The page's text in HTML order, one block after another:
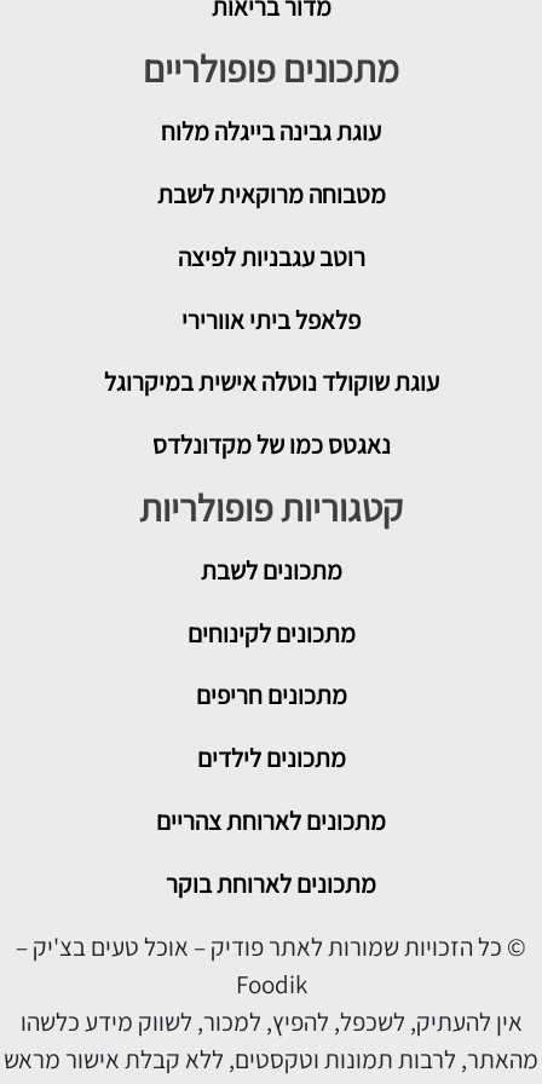
מתכונים פופולריים
עוגת גבינה בייגלה מלוח
מטבוחה מרוקאית לשבת
רוטב עגבניות לפיצה
פלאפל ביתי אוורירי
עוגת שוקולד נוטלה אישית במיקרוגל
נאגטס כמו של מקדונלדס
קטגוריות פופולריות
מתכוניםלשבת
מתכונים לקינוחים
מתכונים חריפים
מתכונים לילדים
מתכונים לארוחת צהריים
מתכונים לארוחת בוקר
© כל הזכויות שמורות לאתר פודיק – אוכל טעים בצ'יק –
Foodik
אין להעתיק, לשכפל, להפיץ, למכור, לשווק מידע כלשהו
מהאתר, לרבות תמונות וטקסטים, ללא קבלת אישור מראש